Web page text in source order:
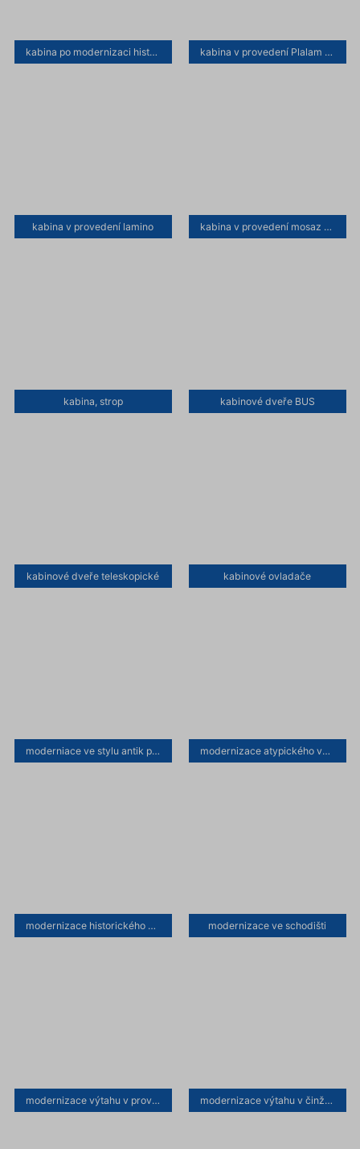
kabina po modernizaci histrického výtahu kabina v provedení Plalam s ovladači
kabina v provedení lamino kabina v provedení mosaz a obklad lamino kořenice
kabina, strop kabinové dveře BUS
kabinové dveře teleskopické kabinové ovladače
moderniace ve stylu antik provedení kabiny modernizace atypického výtahu
modernizace historického výtahu modernizace ve schodišti
modernizace výtahu v provedení lamino modernizace výtahu v činžovním domě